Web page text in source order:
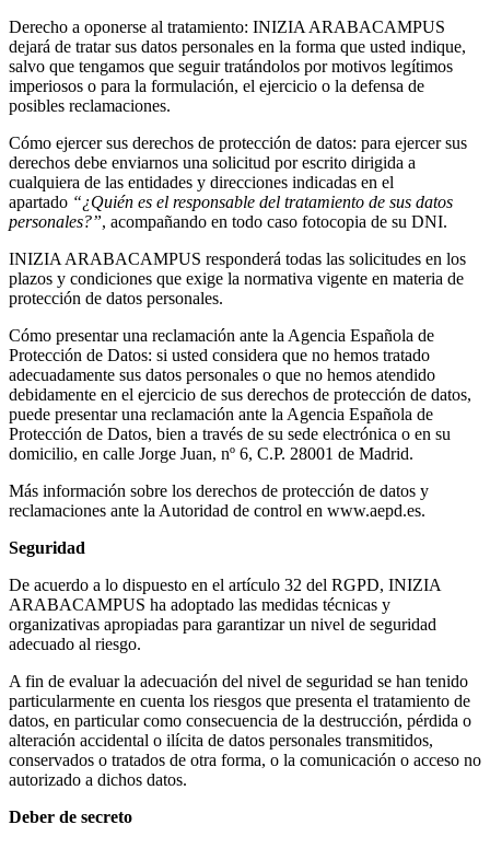
Derecho a oponerse al tratamiento: INIZIA ARABACAMPUS
dejará de tratar sus datos personales en la forma que usted indique,
salvo que tengamos que seguir tratándolos por motivos legítimos
imperiosos o para la formulación, el ejercicio o la defensa de
posibles reclamaciones.
Cómo ejercer sus derechos de protección de datos: para ejercer sus
derechos debe enviarnos una solicitud por escrito dirigida a
cualquiera de las entidades y direcciones indicadas en el
apartado “¿Quién es el responsable del tratamiento de sus datos
personales?”, acompañando en todo caso fotocopia de su DNI.
INIZIA ARABACAMPUS responderá todas las solicitudes en los
plazos y condiciones que exige la normativa vigente en materia de
protección de datos personales.
Cómo presentar una reclamación ante la Agencia Española de
Protección de Datos: si usted considera que no hemos tratado
adecuadamente sus datos personales o que no hemos atendido
debidamente en el ejercicio de sus derechos de protección de datos,
puede presentar una reclamación ante la Agencia Española de
Protección de Datos, bien a través de su sede electrónica o en su
domicilio, en calle Jorge Juan, nº 6, C.P. 28001 de Madrid.
Más información sobre los derechos de protección de datos y
reclamaciones ante la Autoridad de control en www.aepd.es.
Seguridad
De acuerdo a lo dispuesto en el artículo 32 del RGPD, INIZIA
ARABACAMPUS ha adoptado las medidas técnicas y
organizativas apropiadas para garantizar un nivel de seguridad
adecuado al riesgo.
A fin de evaluar la adecuación del nivel de seguridad se han tenido
particularmente en cuenta los riesgos que presenta el tratamiento de
datos, en particular como consecuencia de la destrucción, pérdida o
alteración accidental o ilícita de datos personales transmitidos,
conservados o tratados de otra forma, o la comunicación o acceso no
autorizado a dichos datos.
Deber de secreto